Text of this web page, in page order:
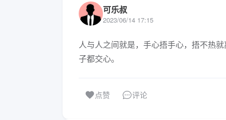
可乐叔
2023/06/14 17:15
人与人之间就是，手心捂手心，捂不热
子都交心。
点赞 评论